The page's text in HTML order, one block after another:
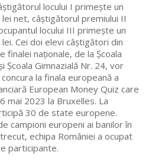
locului I primește un
net, câștigătorul premiului II
locului III primește un
Cei doi elevi câștigători din
finalei naționale, de la Școala
Școala Gimnazială Nr. 24, vor
la finala europeană a
European Money Quiz care
mai 2023 la Bruxelles. La
30 de state europene.
campioni europeni ai banilor în
echipa României a ocupat
participante.